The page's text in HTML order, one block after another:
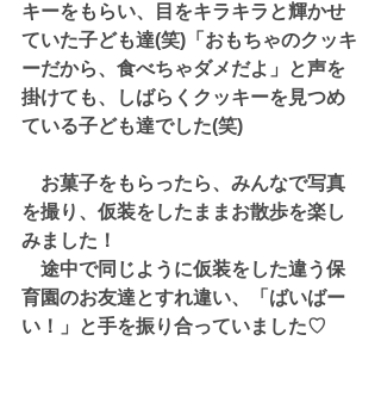
キーをもらい、目をキラキラと輝かせ
ていた子ども達(笑)「おもちゃのクッキ
ーだから、食べちゃダメだよ」と声を
掛けても、しばらくクッキーを見つめ
ている子ども達でした(笑)
お菓子をもらったら、みんなで写真
を撮り、仮装をしたままお散歩を楽し
みました！
途中で同じように仮装をした違う保
育園のお友達とすれ違い、「ばいばー
い！」と手を振り合っていました♡